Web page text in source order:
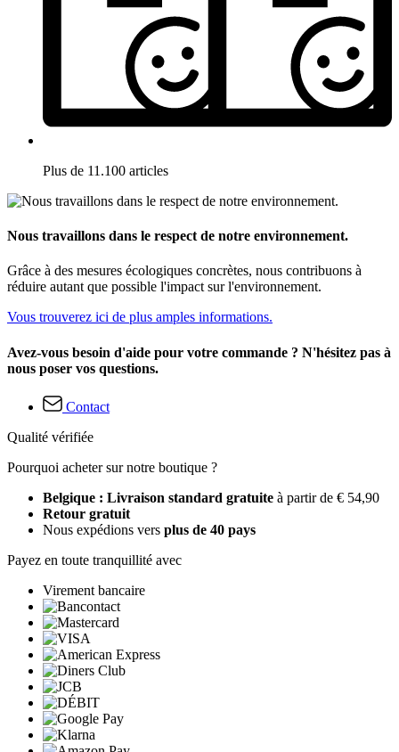
Plus de 11.100 articles
Nous travaillons dans le respect de notre environnement.
Grâce à des mesures écologiques concrètes, nous contribuons à
réduire autant que possible l'impact sur l'environnement.
Vous trouverez ici de plus amples informations.
Avez-vous besoin d'aide pour votre commande ? N'hésitez pas à
nous poser vos questions.
Contact
Qualité vérifiée
Pourquoi acheter sur notre boutique ?
Belgique : Livraison standard gratuite à partir de € 54,90
Retour gratuit
Nous expédions vers plus de 40 pays
Payez en toute tranquillité avec
Virement bancaire